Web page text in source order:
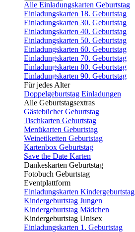
Alle Einladungskarten Geburtstag
Einladungskarten 18. Geburtstag
Einladungskarten 30. Geburtstag
Einladungskarten 40. Geburtstag
Einladungskarten 50. Geburtstag
Einladungskarten 60. Geburtstag
Einladungskarten 70. Geburtstag
Einladungskarten 80. Geburtstag
Einladungskarten 90. Geburtstag
Für jedes Alter
Doppelgeburtstag Einladungen
Alle Geburtstagsextras
Gästebücher Geburtstag
Tischkarten Geburtstag
Menükarten Geburtstag
Weinetiketten Geburtstag
Kartenbox Geburtstag
Save the Date Karten
Dankeskarten Geburtstag
Fotobuch Geburtstag
Eventplattform
Einladungskarten Kindergeburtstag
Kindergeburtstag Jungen
Kindergeburtstag Mädchen
Kindergeburtstag Unisex
Einladungskarten 1. Geburtstag